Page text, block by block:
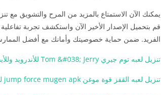
قم بتحميل الإصدار الأخير الآن واستكشف تجربة
الفريد. ضمن حماية خصوصيتك وأمانك مع أفضل
تنزيل لعبه توم جيري Tom &#038; Jerry للأندرويد وللأيفون
تنزيل لعبه القفز قوة موغن jump force mugen apk للأندرويد